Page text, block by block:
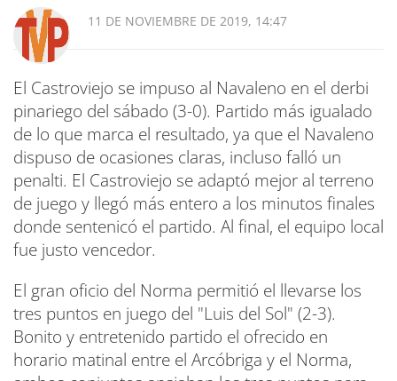
11 DE NOVIEMBRE DE 2019, 14:47
El Castroviejo se impuso al Navaleno en el derbi
pinariego del sábado (3-0). Partido más igualado
de lo que marca el resultado, ya que el Navaleno
dispuso de ocasiones claras, incluso falló un
penalti. El Castroviejo se adaptó mejor al terreno
de juego y llegó más entero a los minutos finales
donde sentenicó el partido. Al final, el equipo local
fue justo vencedor.
El gran oficio del Norma permitió el llevarse los
tres puntos en juego del "Luis del Sol" (2-3).
Bonito y entretenido partido el ofrecido en
horario matinal entre el Arcóbriga y el Norma,